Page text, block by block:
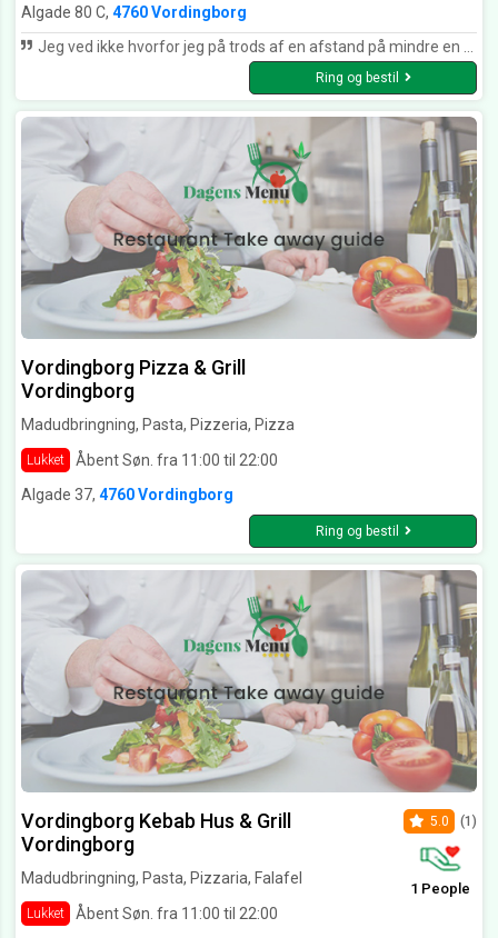
Algade 80 C, 4760 Vordingborg
Jeg ved ikke hvorfor jeg på trods af en afstand på mindre en halvtreds meter fra hvor jeg bor. Ikke har besøgt Roma noget oftere. Nu har jeg inden for de sidste tre uger, besøgt Roma og det har begge gange været en rigtig god oplevelse med veltilberedt mad i hyggelige omgivelser. Maden er autentisk og personalet er søde og rare.. Jeg siger tak for dejlig mad og vi ses snart igen :-)
Ring og bestil
Vordingborg Pizza & Grill
Vordingborg
Madudbringning, Pasta, Pizzeria, Pizza
Lukket
Åbent Søn. fra 11:00 til 22:00
Algade 37, 4760 Vordingborg
Ring og bestil
Vordingborg Kebab Hus & Grill
Vordingborg
Madudbringning, Pasta, Pizzaria, Falafel
Lukket Åbent Søn. fra 11:00 til 22:00
5.0 (1)
1 People